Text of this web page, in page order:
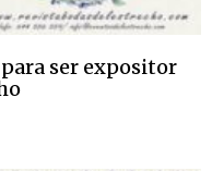
ser expositor